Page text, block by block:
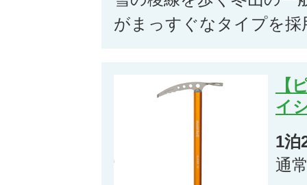
がまっすぐなタイプを
【
イ
1泊
通